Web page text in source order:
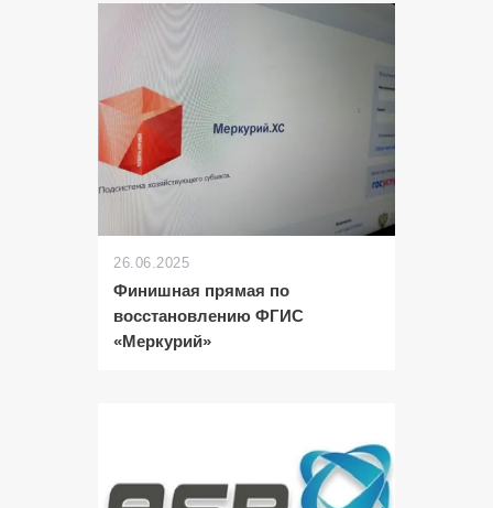
26.06.2025
Финишная прямая по
восстановлению ФГИС
«Меркурий»